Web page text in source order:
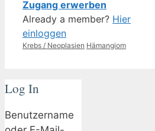
Zugang erwerben
Already a member? Hier
einloggen
Kategorien
Krebs / Neoplasien Schlagwörter
Hämangiom
Log In
Benutzername